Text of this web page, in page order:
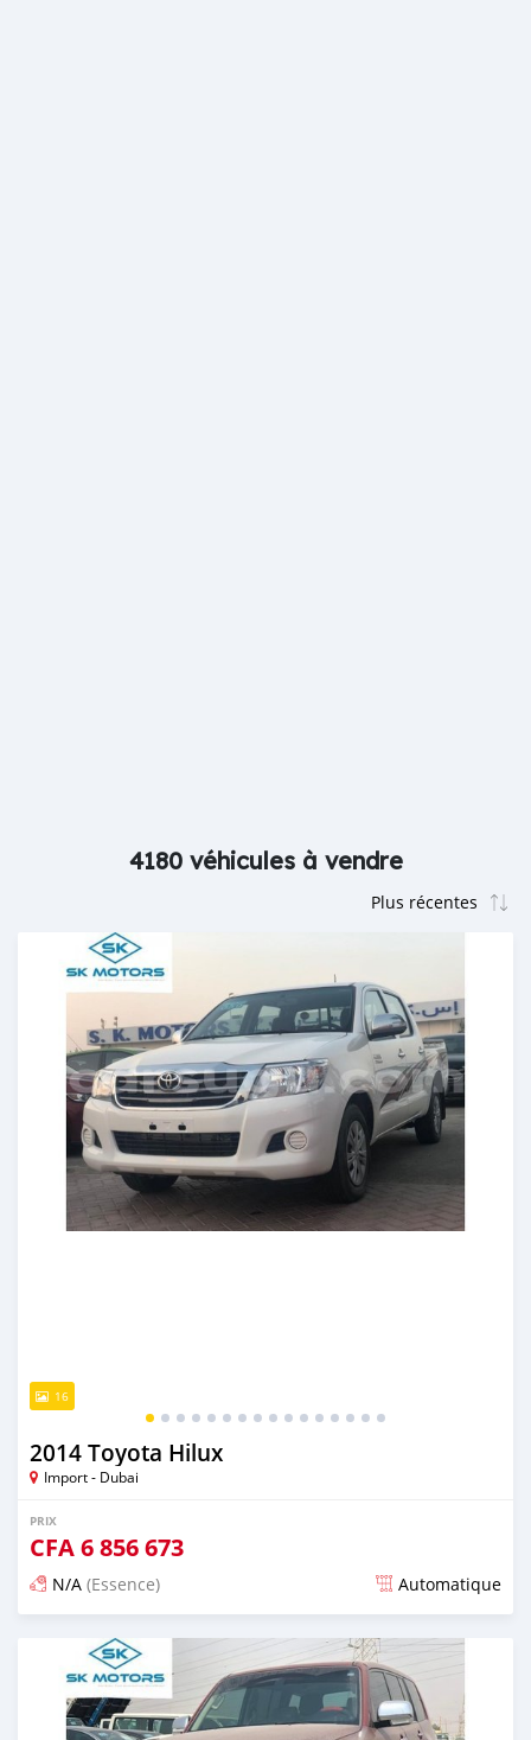
4180 véhicules à vendre
16
2014 Toyota Hilux
Import - Dubai
PRIX
CFA6 856 673
N/A (Essence) Automatique
Publié il y a presque 6 ans